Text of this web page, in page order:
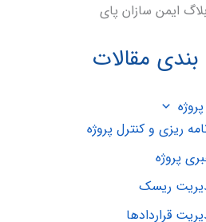
بلاگ ایمن سازان پای
مقالات
ریزی و کنترل پروژه
پروژه
ریسک
قراردادها